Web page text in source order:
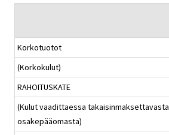
Korkotuotot
(Korkokulut)
RAHOITUSKATE
(Kulut vaadittaessa takaisinmaksettavasta
osakepääomasta)